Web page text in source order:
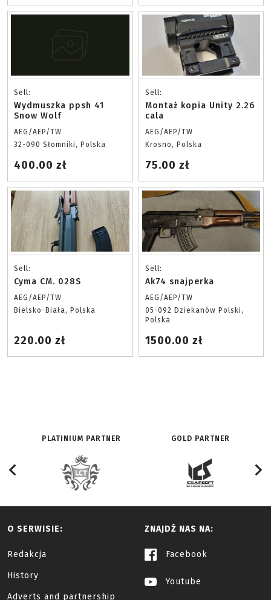
Sell:
Wydmuszka ppsh 41
Snow Wolf
AEG/AEP/TW
32-090 Słomniki, Polska
400.00 zł
Sell:
Montaż kopia Unity 2.26
cala
AEG/AEP/TW
Krosno, Polska
75.00 zł
Sell:
Cyma CM. 028S
AEG/AEP/TW
Bielsko-Biała, Polska
220.00 zł
Sell:
Ak74 snajperka
AEG/AEP/TW
05-092 Dziekanów Polski,
Polska
1500.00 zł
PLATINIUM PARTNER GOLD PARTNER
O SERWISIE:
Redakcja
History
Adverts and partnership
ZNAJDŹ NAS NA:
Facebook
Youtube